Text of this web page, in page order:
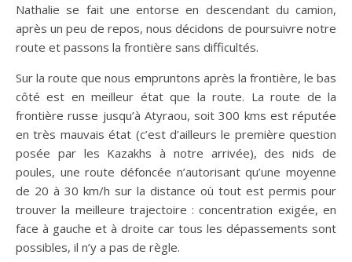
Nathalie se fait une entorse en descendant du camion,
après un peu de repos, nous décidons de poursuivre notre
route et passons la frontière sans difficultés.
Sur la route que nous empruntons après la frontière, le bas
côté est en meilleur état que la route. La route de la
frontière russe jusqu’à Atyraou, soit 300 kms est réputée
en très mauvais état (c’est d’ailleurs le première question
posée par les Kazakhs à notre arrivée), des nids de
poules, une route défoncée n’autorisant qu’une moyenne
de 20 à 30 km/h sur la distance où tout est permis pour
trouver la meilleure trajectoire : concentration exigée, en
face à gauche et à droite car tous les dépassements sont
possibles, il n’y a pas de règle.